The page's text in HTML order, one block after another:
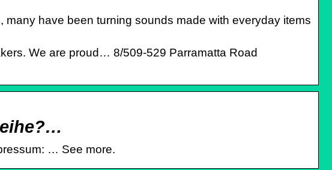
have been turning sounds made with everyday items
We are proud… 8/509-529 Parramatta Road
… See more.